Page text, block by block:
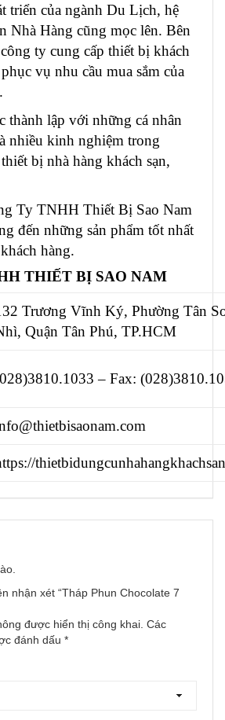
triển của ngành Du Lịch, hệ
Nhà Hàng cũng mọc lên. Bên
ty cung cấp thiết bị khách
vụ nhu cầu mua sắm của
thành lập với những cá nhân
nhiều kinh nghiệm trong
thiết bị nhà hàng khách sạn,
Ty TNHH Thiết Bị Sao Nam
đến những sản phẩm tốt nhất
hàng.
THIẾT BỊ SAO NAM
Trương Vĩnh Ký, Phường Tân
Quận Tân Phú, TP.HCM
– Fax:
nhận xét “Tháp Phun Chocolate 7
được hiển thị công khai. Các
đánh dấu *